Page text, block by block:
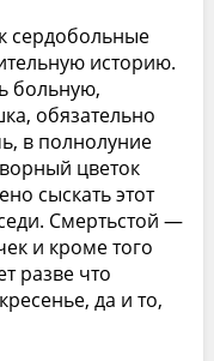
сердобольные
историю.
больную,
обязательно
в полнолуние
цветок
сыскать этот
Смертьстой —
и кроме того
разве что
да и то,